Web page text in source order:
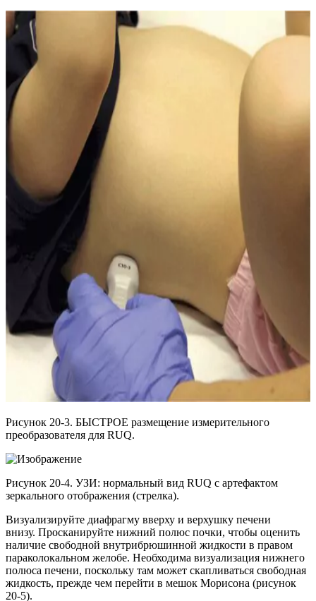
Рисунок 20-3. БЫСТРОЕ размещение измерительного
преобразователя для RUQ.
Рисунок 20-4. УЗИ: нормальный вид RUQ с артефактом
зеркального отображения (стрелка).
Визуализируйте диафрагму вверху и верхушку печени
внизу. Просканируйте нижний полюс почки, чтобы оценить
наличие свободной внутрибрюшинной жидкости в правом
параколокальном желобе. Необходима визуализация нижнего
полюса печени, поскольку там может скапливаться свободная
жидкость, прежде чем перейти в мешок Морисона (рисунок
20-5).